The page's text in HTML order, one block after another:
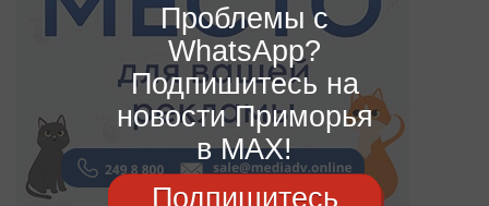
Проблемы с
WhatsApp?
Подпишитесь на
новости Приморья
в MAX!
Подпишитесь